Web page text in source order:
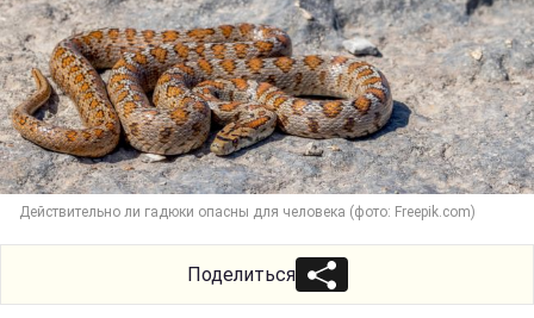
Действительно ли гадюки опасны для человека (фото: Freepik.com)
Поделиться